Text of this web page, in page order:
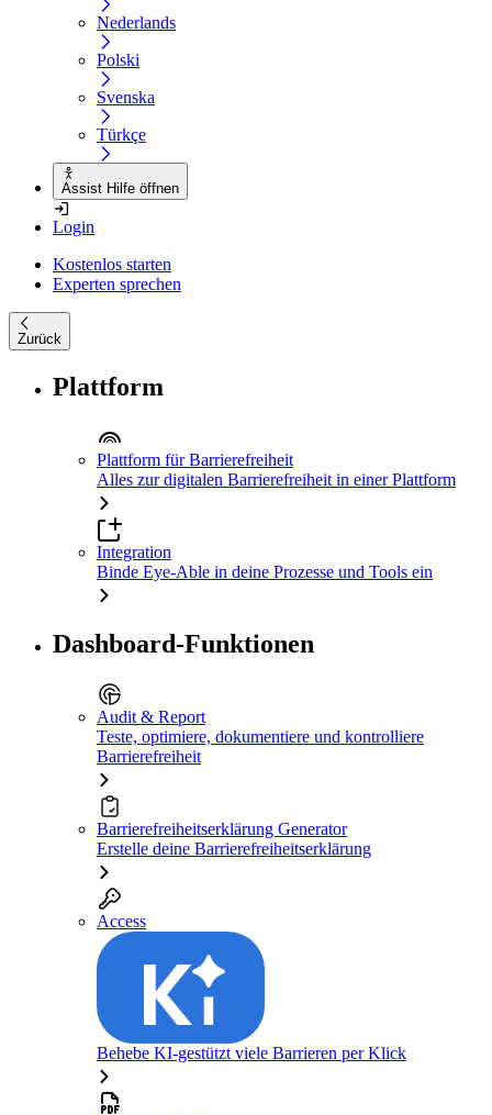
Nederlands
Polski
Svenska
Türkçe
Assist Hilfe öffnen
Login
Kostenlos starten
Experten sprechen
Zurück
Plattform
Plattform für Barrierefreiheit
Alles zur digitalen Barrierefreiheit in einer Plattform
Integration
Binde Eye-Able in deine Prozesse und Tools ein
Dashboard-Funktionen
Audit & Report
Teste, optimiere, dokumentiere und kontrolliere
Barrierefreiheit
Barrierefreiheitserklärung Generator
Erstelle deine Barrierefreiheitserklärung
Access
Behebe KI-gestützt viele Barrieren per Klick